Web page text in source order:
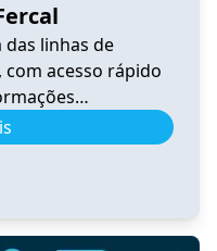
das linhas de
acesso rápido
Ônibus 0.531
(2026) Ver
0.550